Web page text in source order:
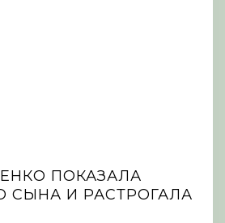
ПОКАЗАЛА
СЫНА И РАСТРОГАЛА